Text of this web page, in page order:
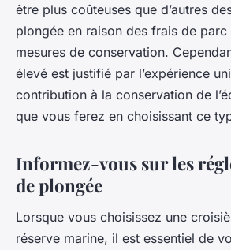
être plus coûteuses que d’autres
plongée en raison des frais de
mesures de conservation.
élevé est justifié par l’expérience
contribution à la conservation de
que vous ferez en choisissant ce
Informez-vous sur les
de plongée
Lorsque vous choisissez une
réserve marine, il est essentiel de